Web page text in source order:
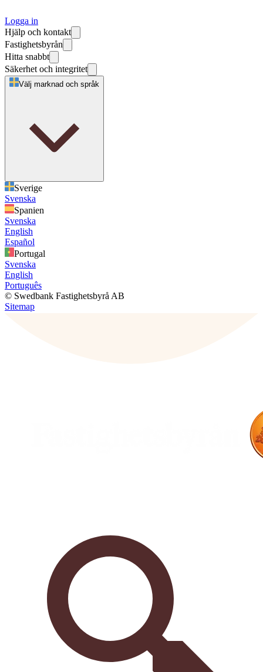
Logga in
Hjälp och kontakt
Fastighetsbyrån
Hitta snabbt
Säkerhet och integritet
Välj marknad och språk
Sverige
Svenska
Spanien
Svenska
English
Español
Portugal
Svenska
English
Português
© Swedbank Fastighetsbyrå AB
Sitemap